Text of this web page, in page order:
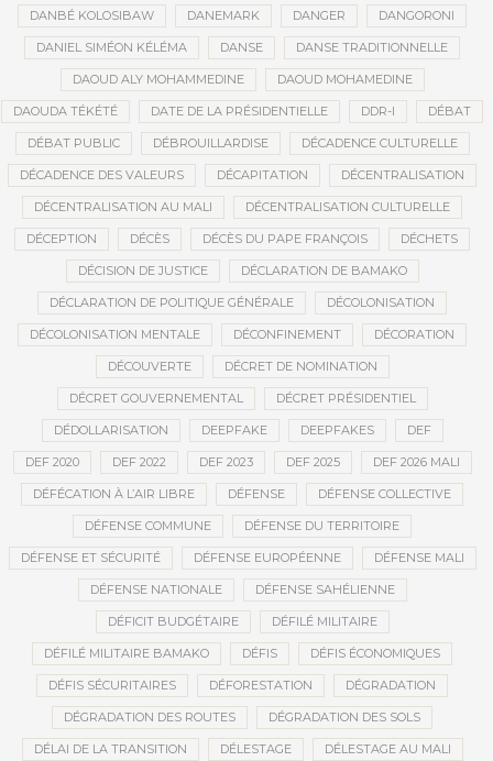
DANBÉ KOLOSIBAW DANEMARK DANGER DANGORONI
DANIEL SIMÉON KÉLÉMA DANSE DANSE TRADITIONNELLE
DAOUD ALY MOHAMMEDINE DAOUD MOHAMEDINE
DAOUDA TÉKÉTÉ DATE DE LA PRÉSIDENTIELLE DDR-I DÉBAT
DÉBAT PUBLIC DÉBROUILLARDISE DÉCADENCE CULTURELLE
DÉCADENCE DES VALEURS DÉCAPITATION DÉCENTRALISATION
DÉCENTRALISATION AU MALI DÉCENTRALISATION CULTURELLE
DÉCEPTION DÉCÈS DÉCÈS DU PAPE FRANÇOIS DÉCHETS
DÉCISION DE JUSTICE DÉCLARATION DE BAMAKO
DÉCLARATION DE POLITIQUE GÉNÉRALE DÉCOLONISATION
DÉCOLONISATION MENTALE DÉCONFINEMENT DÉCORATION
DÉCOUVERTE DÉCRET DE NOMINATION
DÉCRET GOUVERNEMENTAL DÉCRET PRÉSIDENTIEL
DÉDOLLARISATION DEEPFAKE DEEPFAKES DEF
DEF 2020 DEF 2022 DEF 2023 DEF 2025 DEF 2026 MALI
DÉFÉCATION À L’AIR LIBRE DÉFENSE DÉFENSE COLLECTIVE
DÉFENSE COMMUNE DÉFENSE DU TERRITOIRE
DÉFENSE ET SÉCURITÉ DÉFENSE EUROPÉENNE DÉFENSE MALI
DÉFENSE NATIONALE DÉFENSE SAHÉLIENNE
DÉFICIT BUDGÉTAIRE DÉFILÉ MILITAIRE
DÉFILÉ MILITAIRE BAMAKO DÉFIS DÉFIS ÉCONOMIQUES
DÉFIS SÉCURITAIRES DÉFORESTATION DÉGRADATION
DÉGRADATION DES ROUTES DÉGRADATION DES SOLS
DÉLAI DE LA TRANSITION DÉLESTAGE DÉLESTAGE AU MALI